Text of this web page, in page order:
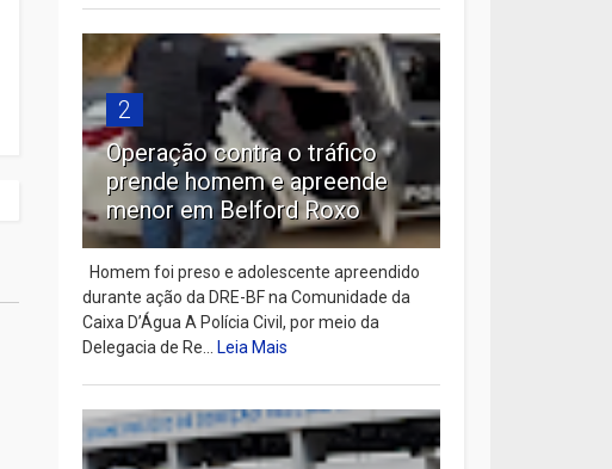
2
Operação contra o tráfico
prende homem e apreende
menor em Belford Roxo
Homem foi preso e adolescente apreendido
durante ação da DRE-BF na Comunidade da
Caixa D’Água A Polícia Civil, por meio da
Delegacia de Re...Leia Mais